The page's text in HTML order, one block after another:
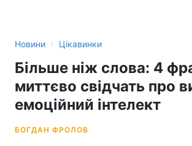
Новини › Цікавинки
Більше ніж слова: 4
миттєво свідчать про
емоційний інтелект
БОГДАН ФРОЛОВ